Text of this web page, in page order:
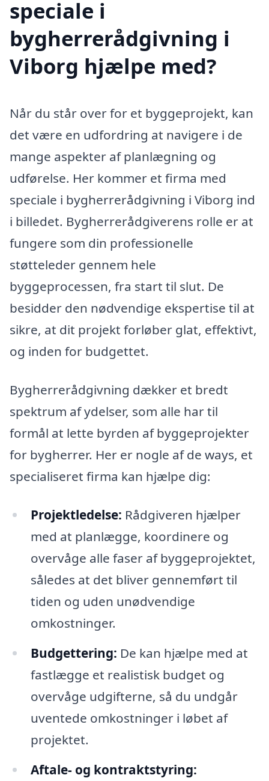
speciale i
bygherrerådgivning i
Viborg hjælpe med?
Når du står over for et byggeprojekt, kan
det være en udfordring at navigere i de
mange aspekter af planlægning og
udførelse. Her kommer et firma med
speciale i bygherrerådgivning i Viborg ind
i billedet. Bygherrerådgiverens rolle er at
fungere som din professionelle
støtteleder gennem hele
byggeprocessen, fra start til slut. De
besidder den nødvendige ekspertise til at
sikre, at dit projekt forløber glat, effektivt,
og inden for budgettet.
Bygherrerådgivning dækker et bredt
spektrum af ydelser, som alle har til
formål at lette byrden af byggeprojekter
for bygherrer. Her er nogle af de ways, et
specialiseret firma kan hjælpe dig:
Projektledelse: Rådgiveren hjælper
med at planlægge, koordinere og
overvåge alle faser af byggeprojektet,
således at det bliver gennemført til
tiden og uden unødvendige
omkostninger.
Budgettering: De kan hjælpe med at
fastlægge et realistisk budget og
overvåge udgifterne, så du undgår
uventede omkostninger i løbet af
projektet.
Aftale- og kontraktstyring: